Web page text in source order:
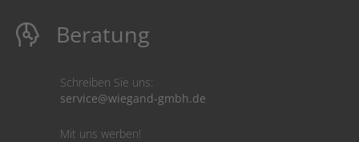
Beratung
Schreiben Sie uns:
service@wiegand-gmbh.de
Mit uns werben!